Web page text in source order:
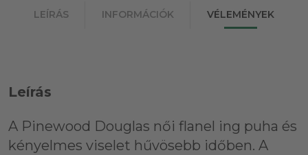
LEÍRÁS INFORMÁCIÓK VÉLEMÉNYEK
Leírás
A Pinewood Douglas női flanel ing puha és
kényelmes viselet hűvösebb időben. A